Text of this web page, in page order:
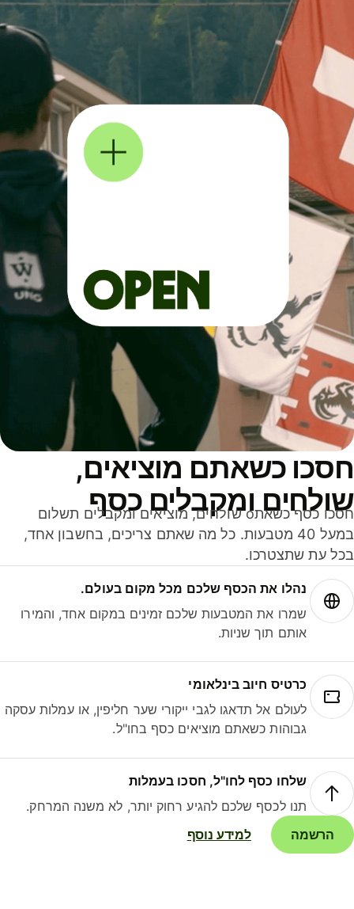
כשאתם מוציאים,
ומקבלים כסף
חסכו כסף כשאתo שולחים, מוציאים ומקבלים תשלום
במעל 40 מטבעות. כל מה שאתם צריכים, בחשבון אחד,
עת שתצטרכו.
נהלו את הכסף שלכם מכל מקום בעולם.
שמרו את המטבעות שלכם זמינים במקום אחד, והמירו
אותם תוך שניות.
כרטיס חיוב בינלאומי
לעולם אל תדאגו לגבי ייקורי שער חליפין, או עמלות עסקה
גבוהות כשאתם מוציאים כסף בחו"ל.
שלחו כסף לחו"ל, חסכו בעמלות
תנו לכסף שלכם להגיע רחוק יותר, לא משנה המרחק.
הרשמה
למידע נוסף